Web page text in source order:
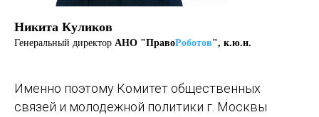
Никита Куликов
Генеральный директор АНО "ПравоРоботов", к.ю.н.
Именно поэтому Комитет общественных
связей и молодежной политики г. Москвы